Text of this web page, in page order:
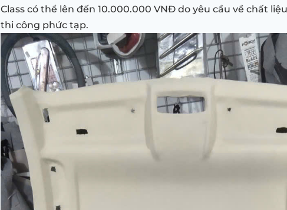
Class có thể lên đến 10.000.000 VNĐ do yêu cầu về chất
thi công phức tạp.